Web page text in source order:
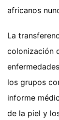
africanos
La
colonización
los grupos
informe
de la piel y